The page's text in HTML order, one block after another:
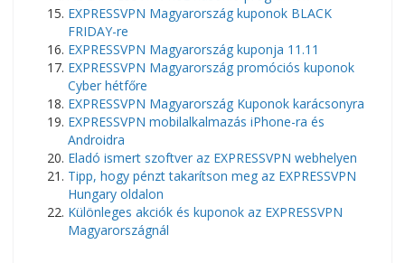
EXPRESSVPN Magyarország kuponok BLACK
FRIDAY-re
EXPRESSVPN Magyarország kuponja 11.11
EXPRESSVPN Magyarország promóciós kuponok
Cyber ​​​​hétfőre
EXPRESSVPN Magyarország Kuponok karácsonyra
EXPRESSVPN mobilalkalmazás iPhone-ra és
Androidra
Eladó ismert szoftver az EXPRESSVPN webhelyen
Tipp, hogy pénzt takarítson meg az EXPRESSVPN
Hungary oldalon
Különleges akciók és kuponok az EXPRESSVPN
Magyarországnál